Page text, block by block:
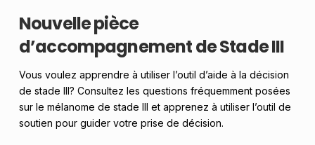
Nouvelle pièce
d’accompagnement de Stade III
Vous voulez apprendre à utiliser l’outil d’aide à la décision
de stade III? Consultez les questions fréquemment posées
sur le mélanome de stade III et apprenez à utiliser l’outil de
soutien pour guider votre prise de décision.